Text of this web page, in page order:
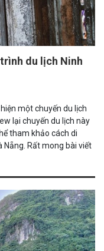
du lịch Ninh
một chuyến du lịch
lại chuyến du lịch này
tham khảo cách di
Nẵng. Rất mong bài viết